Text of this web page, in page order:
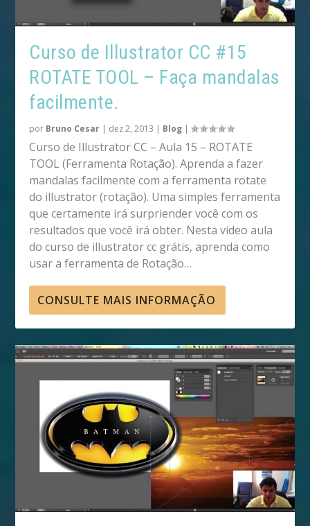
Curso de Illustrator CC #15
ROTATE TOOL – Faça mandalas
facilmente.
por Bruno Cesar | dez 2, 2013 | Blog |
Curso de Illustrator CC – Aula 15 – ROTATE
TOOL (Ferramenta Rotação). Aprenda a fazer
mandalas facilmente com a ferramenta rotate
do illustrator (rotação). Uma simples ferramenta
que certamente irá surpriender você com os
resultados que você irá obter. Nesta video aula
do curso de illustrator cc grátis, aprenda como
usar a ferramenta de Rotação…
CONSULTE MAIS INFORMAÇÃO